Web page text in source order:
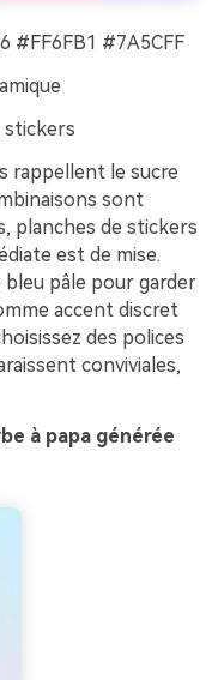
#FF6FB1 #7A5CFF
rappellent le sucre
sont
planches de stickers
est de mise.
bleu pâle pour garder
accent discret
des polices
conviviales,
à papa générée